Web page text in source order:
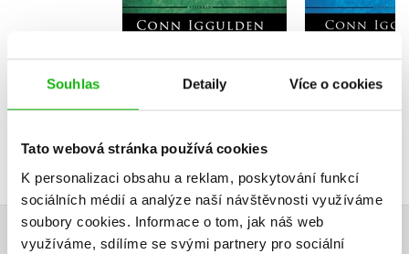
Souhlas Detaily Více o cookies
Tato webová stránka používá cookies
K personalizaci obsahu a reklam, poskytování funkcí
sociálních médií a analýze naší návštěvnosti využíváme
soubory cookies. Informace o tom, jak náš web
využíváme, sdílíme se svými partnery pro sociální
599 Kč
479 Kč 479 Kč